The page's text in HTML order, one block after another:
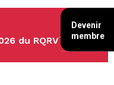
du RQRV
Devenir
membre